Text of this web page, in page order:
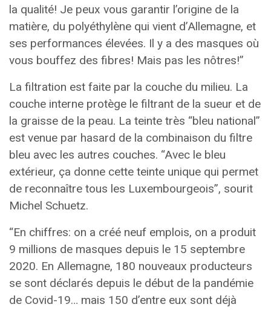
la qualité! Je peux vous garantir l’origine de la
matière, du polyéthylène qui vient d’Allemagne, et
ses performances élevées. Il y a des masques où
vous bouffez des fibres! Mais pas les nôtres!”
La filtration est faite par la couche du milieu. La
couche interne protège le filtrant de la sueur et de
la graisse de la peau. La teinte très “bleu national”
est venue par hasard de la combinaison du filtre
bleu avec les autres couches. “Avec le bleu
extérieur, ça donne cette teinte unique qui permet
de reconnaître tous les Luxembourgeois”, sourit
Michel Schuetz.
“En chiffres: on a créé neuf emplois, on a produit
9 millions de masques depuis le 15 septembre
2020. En Allemagne, 180 nouveaux producteurs
se sont déclarés depuis le début de la pandémie
de Covid-19… mais 150 d’entre eux sont déjà